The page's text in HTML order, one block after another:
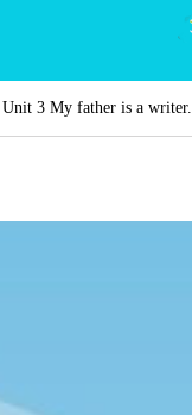
Unit 3 My father is a writer.